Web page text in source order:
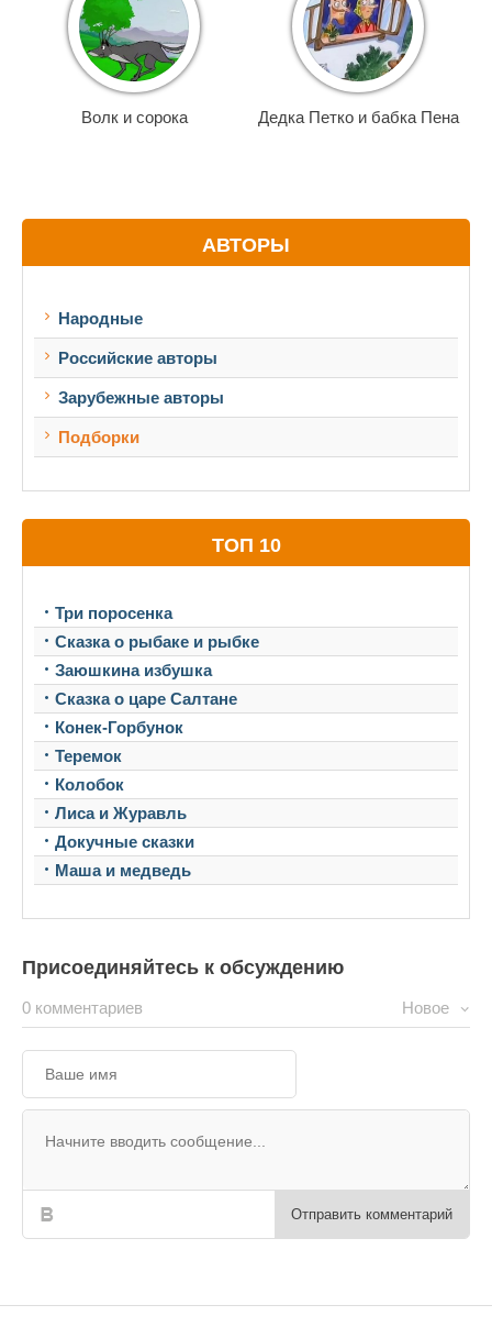
Волк и сорока Дедка Петко и бабка Пена
АВТОРЫ
Народные
Российские авторы
Зарубежные авторы
Подборки
ТОП 10
Три поросенка
Сказка о рыбаке и рыбке
Заюшкина избушка
Сказка о царе Салтане
Конек-Горбунок
Теремок
Колобок
Лиса и Журавль
Докучные сказки
Маша и медведь
Присоединяйтесь к обсуждению
0 комментариев Новое
Отправить комментарий